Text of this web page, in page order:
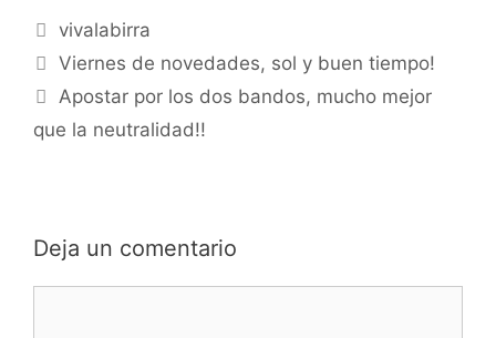
Categorías
vivalabirra
Viernes de novedades, sol y buen tiempo!
Apostar por los dos bandos, mucho mejor
que la neutralidad!!
Deja un comentario